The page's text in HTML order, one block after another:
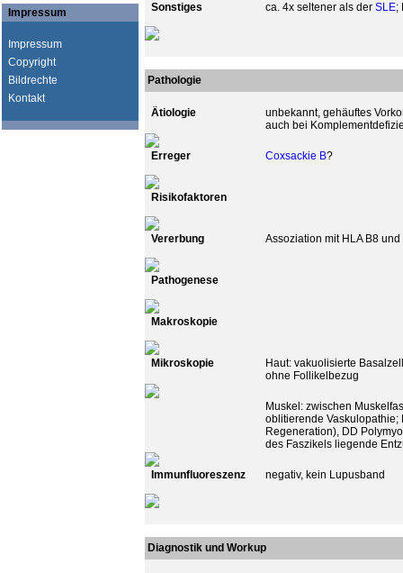
Impressum
Impressum
Copyright
Bildrechte
Kontakt
Sonstiges ca. 4x seltener als der SLE;
Pathologie
Ätiologie
unbekannt, gehäuftes
auch bei
Erreger Coxsackie B?
Risikofaktoren
Vererbung Assoziation mit HLA B8 und
Pathogenese
Makroskopie
Mikroskopie
Haut: vakuolisierte
ohne Follikelbezug
Muskel: zwischen
oblitierende Vaskulopathie;
Regeneration), DD
des Faszikels liegende
Immunfluoreszenz negativ, kein Lupusband
Diagnostik und Workup